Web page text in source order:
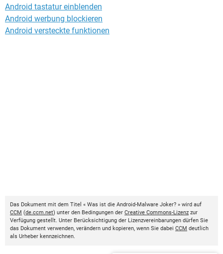
Android tastatur einblenden
Android werbung blockieren
Android versteckte funktionen
Das Dokument mit dem Titel « Was ist die Android-Malware Joker? » wird auf
CCM (de.ccm.net) unter den Bedingungen der Creative Commons-Lizenz zur
Verfügung gestellt. Unter Berücksichtigung der Lizenzvereinbarungen dürfen Sie
das Dokument verwenden, verändern und kopieren, wenn Sie dabei CCM deutlich
als Urheber kennzeichnen.